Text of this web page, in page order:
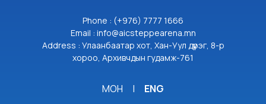
Phone : (+976) 7777 1666
Email : info@aicsteppearena.mn
Address : Улаанбаатар хот, Хан-Уул дүүрэг, 8-р
хороо, Архивчдын гудамж-761
МОН | ENG